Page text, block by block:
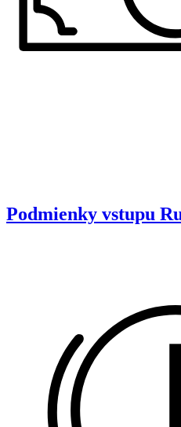
Podmienky vstupu